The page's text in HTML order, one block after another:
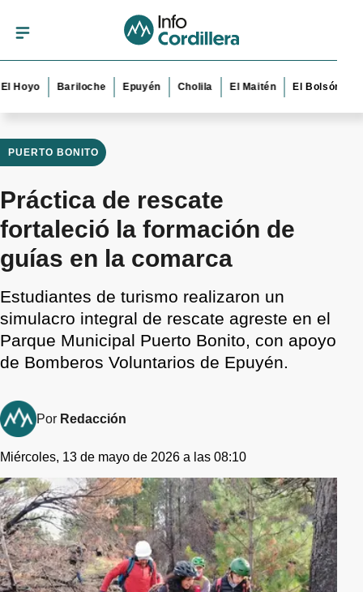
Bariloche Epuyén Cholila El Maitén El Bolsón
PUERTO BONITO
Práctica de rescate
fortaleció la formación de
guías en la comarca
Estudiantes de turismo realizaron un
simulacro integral de rescate agreste en el
Parque Municipal Puerto Bonito, con apoyo
de Bomberos Voluntarios de Epuyén.
Por Redacción
Miércoles, 13 de mayo de 2026 a las 08:10